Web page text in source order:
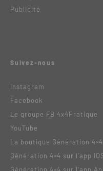
Publicité
Suivez-nous
Instagram
Facebook
Le groupe FB 4x4Pratique
YouTube
La boutique Génération 4×4
Génération 4×4 sur l’app